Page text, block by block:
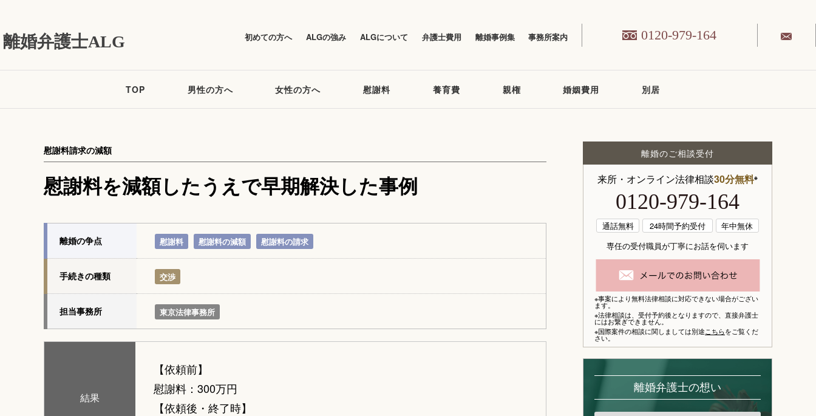
離婚弁護士ALG 初めての方へ ALGの強み ALGについて 弁護士費用 離婚事例集 事務所案内 0120-979-164
TOP 男性の方へ 女性の方へ 慰謝料 養育費 親権 婚姻費用 別居
慰謝料を減額したうえで早期解決した事例
慰謝料請求の減額
離婚の争点 慰謝料 慰謝料の減額 慰謝料の請求
手続きの種類 交渉
担当事務所 東京法律事務所
結果
【依頼前】
慰謝料：300万円
【依頼後・終了時】
離婚のご相談受付
来所・オンライン法律相談30分無料※
0120-979-164
通話無料 24時間予約受付
年中無休
専任の受付職員が丁寧にお話を伺います
※事案により無料法律相談に対応できない場合がござい
ます。
※法律相談は、 受付予約後となりますので、 直接弁護士
にはお繋ぎできません。
※国際案件の相談に関しましては別途こちらをご覧くだ
さい。
離婚弁護士の想い